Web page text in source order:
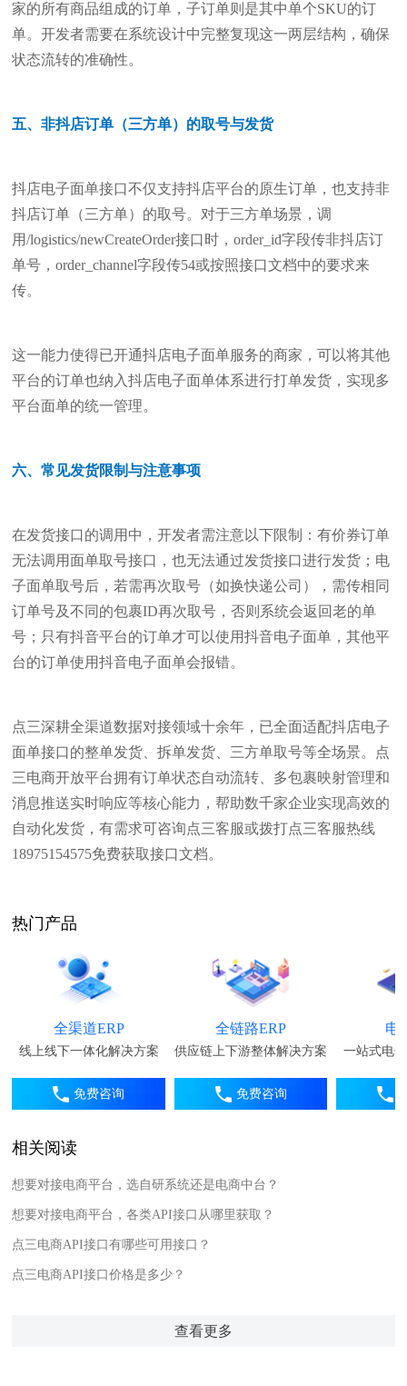
家的所有商品组成的订单，子订单则是其中单个SKU的订
单。开发者需要在系统设计中完整复现这一两层结构，确保
状态流转的准确性。
五、非抖店订单（三方单）的取号与发货
抖店电子面单接口不仅支持抖店平台的原生订单，也支持非
抖店订单（三方单）的取号。对于三方单场景，调
用/logistics/newCreateOrder接口时，order_id字段传非抖店订
单号，order_channel字段传54或按照接口文档中的要求来
传。
这一能力使得已开通抖店电子面单服务的商家，可以将其他
平台的订单也纳入抖店电子面单体系进行打单发货，实现多
平台面单的统一管理。
六、常见发货限制与注意事项
在发货接口的调用中，开发者需注意以下限制：有价券订单
无法调用面单取号接口，也无法通过发货接口进行发货；电
子面单取号后，若需再次取号（如换快递公司），需传相同
订单号及不同的包裹ID再次取号，否则系统会返回老的单
号；只有抖音平台的订单才可以使用抖音电子面单，其他平
台的订单使用抖音电子面单会报错。
点三深耕全渠道数据对接领域十余年，已全面适配抖店电子
面单接口的整单发货、拆单发货、三方单取号等全场景。点
三电商开放平台拥有订单状态自动流转、多包裹映射管理和
消息推送实时响应等核心能力，帮助数千家企业实现高效的
自动化发货，有需求可咨询点三客服或拨打点三客服热线
18975154575免费获取接口文档。
热门产品
全渠道ERP
线上线下一体化解决方案
免费咨询
全链路ERP
供应链上下游整体解决方案
免费咨询
电
一站式电
相关阅读
想要对接电商平台，选自研系统还是电商中台？
想要对接电商平台，各类API接口从哪里获取？
点三电商API接口有哪些可用接口？
点三电商API接口价格是多少？
查看更多